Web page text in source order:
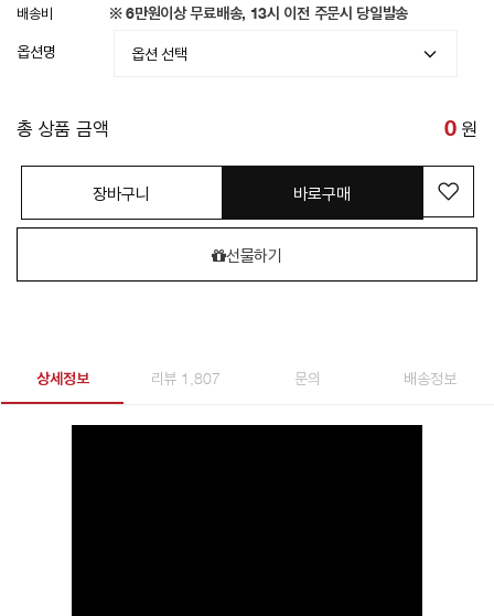
배송비 ※ 6만원이상 무료배송, 13시 이전 주문시 당일발송
옵션명
총 상품 금액 0 원
장바구니 바로구매
선물하기
상세정보 리뷰 1,807 문의 배송정보